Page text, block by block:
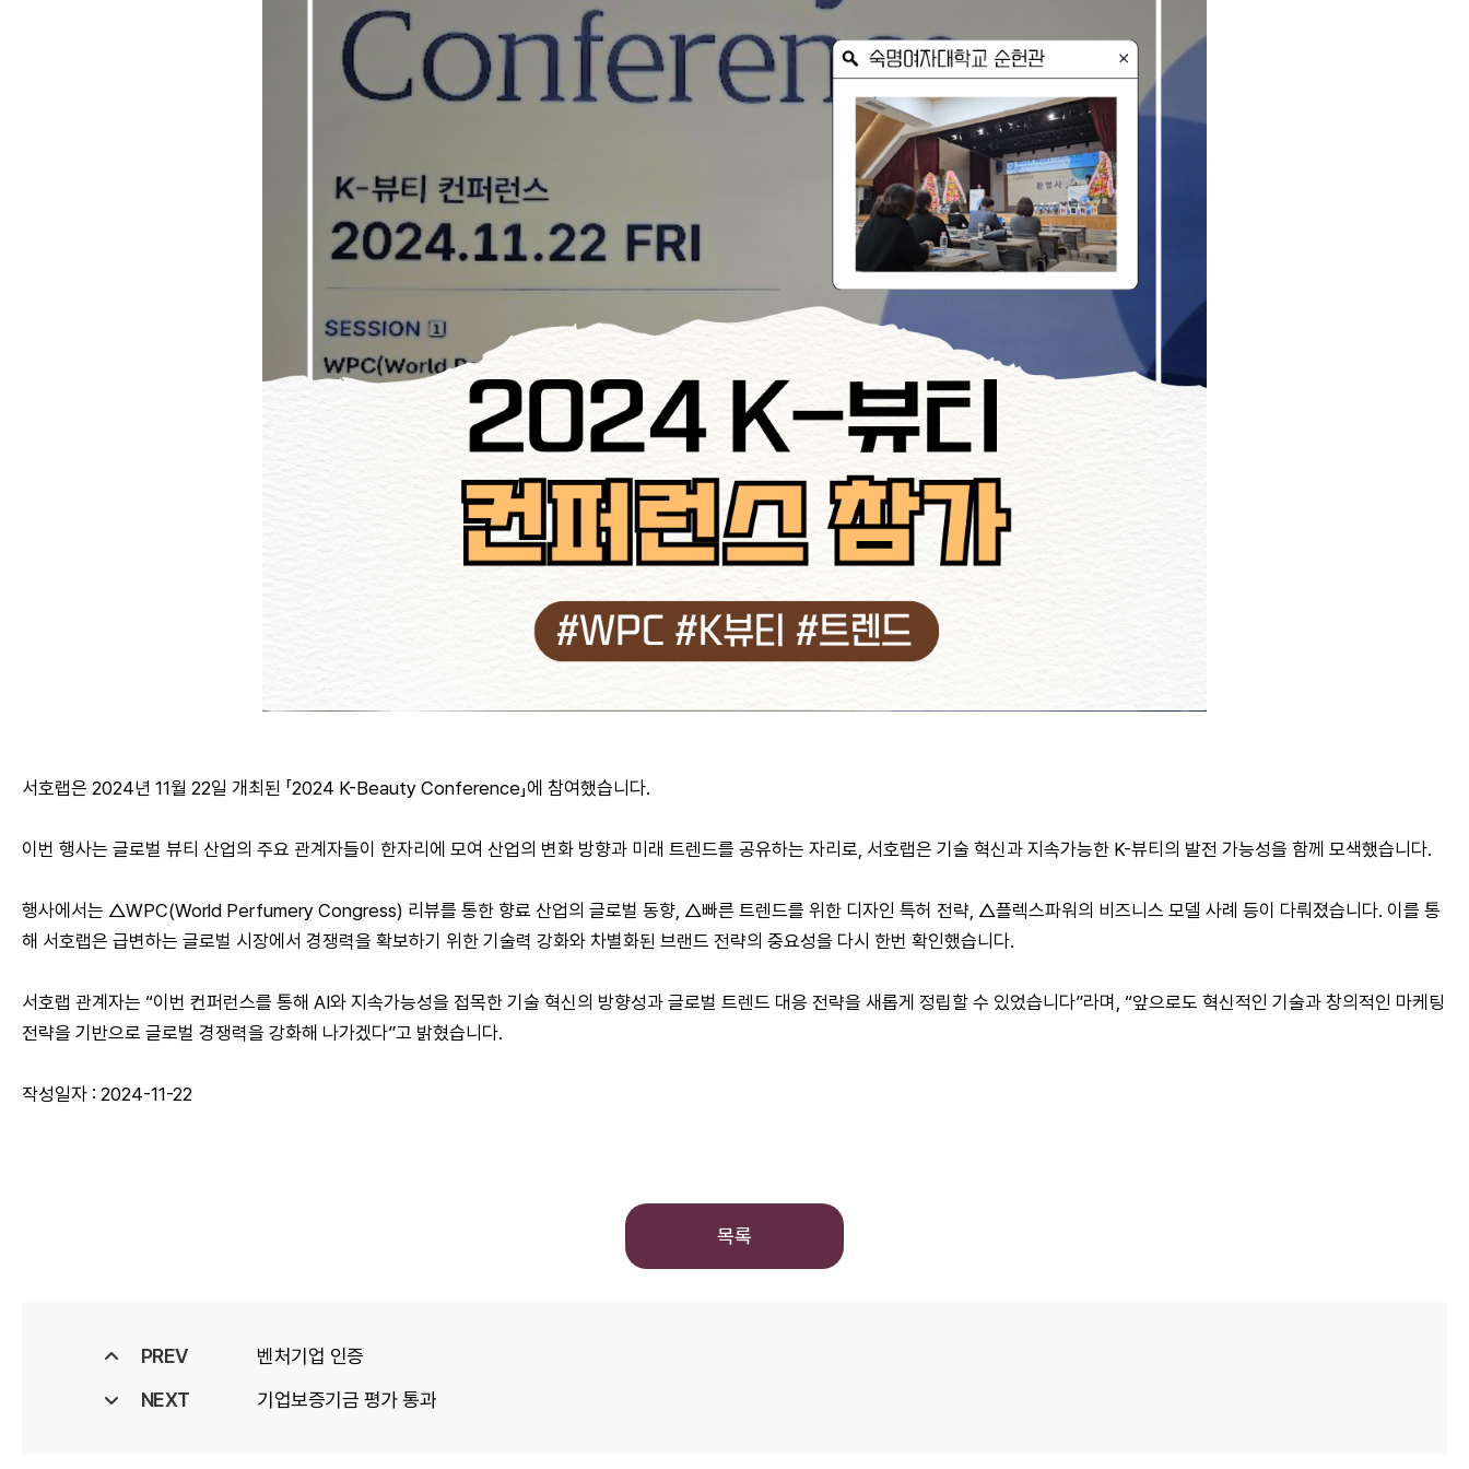
서호랩은 2024년 11월 22일 개최된 「2024 K-Beauty Conference」에 참여했습니다.
이번 행사는 글로벌 뷰티 산업의 주요 관계자들이 한자리에 모여 산업의 변화 방향과 미래 트렌드를 공유하는 자리로, 서호랩은 기술 혁신과 지속가능한 K-뷰티의 발전 가능성을 함께 모색했습니다.
행사에서는 △WPC(World Perfumery Congress) 리뷰를 통한 향료 산업의 글로벌 동향, △빠른 트렌드를 위한 디자인 특허 전략, △플렉스파워의 비즈니스 모델 사례 등이 다뤄졌습니다. 이를 통
해 서호랩은 급변하는 글로벌 시장에서 경쟁력을 확보하기 위한 기술력 강화와 차별화된 브랜드 전략의 중요성을 다시 한번 확인했습니다.
서호랩 관계자는 “이번 컨퍼런스를 통해 AI와 지속가능성을 접목한 기술 혁신의 방향성과 글로벌 트렌드 대응 전략을 새롭게 정립할 수 있었습니다”라며, “앞으로도 혁신적인 기술과 창의적인 마케팅
전략을 기반으로 글로벌 경쟁력을 강화해 나가겠다”고 밝혔습니다.
작성일자 : 2024-11-22
목록
PREV
벤처기업 인증
NEXT
기업보증기금 평가 통과